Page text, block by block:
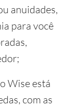
anuidades,
para você
Wise está
com as